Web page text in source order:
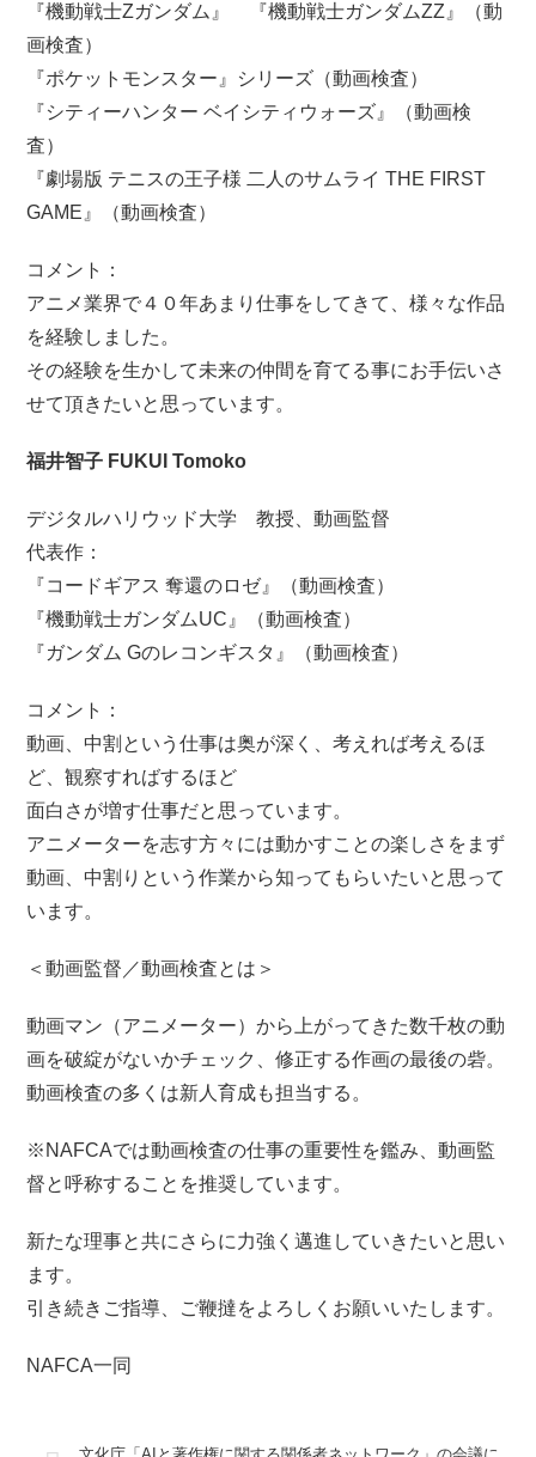
『機動戦士Ζガンダム』 『機動戦士ガンダムΖΖ』（動
画検査）
『ポケットモンスター』シリーズ（動画検査）
『シティーハンター ベイシティウォーズ』（動画検
査）
『劇場版 テニスの王子様 二人のサムライ THE FIRST
GAME』（動画検査）
コメント：
アニメ業界で４０年あまり仕事をしてきて、様々な作品
を経験しました。
その経験を生かして未来の仲間を育てる事にお手伝いさ
せて頂きたいと思っています。
福井智子 FUKUI Tomoko
デジタルハリウッド大学 教授、動画監督
代表作：
『コードギアス 奪還のロゼ』（動画検査）
『機動戦士ガンダムUC』（動画検査）
『ガンダム Gのレコンギスタ』（動画検査）
コメント：
動画、中割という仕事は奥が深く、考えれば考えるほ
ど、観察すればするほど
面白さが増す仕事だと思っています。
アニメーターを志す方々には動かすことの楽しさをまず
動画、中割りという作業から知ってもらいたいと思って
います。
＜動画監督／動画検査とは＞
動画マン（アニメーター）から上がってきた数千枚の動
画を破綻がないかチェック、修正する作画の最後の砦。
動画検査の多くは新人育成も担当する。
※NAFCAでは動画検査の仕事の重要性を鑑み、動画監
督と呼称することを推奨しています。
新たな理事と共にさらに力強く邁進していきたいと思い
ます。
引き続きご指導、ご鞭撻をよろしくお願いいたします。
NAFCA一同
文化庁「AIと著作権に関する関係者ネットワーク」の会議に